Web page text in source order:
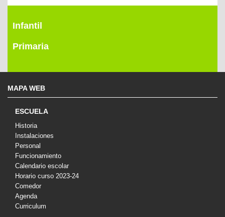
Infantil
Primaria
MAPA WEB
ESCUELA
Historia
Instalaciones
Personal
Funcionamiento
Calendario escolar
Horario curso 2023-24
Comedor
Agenda
Curriculum